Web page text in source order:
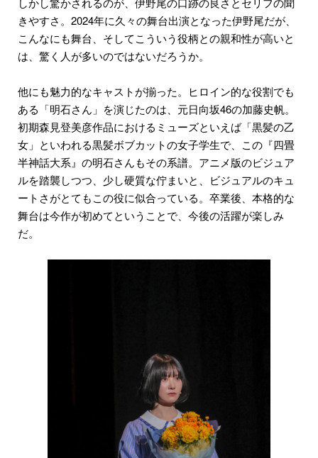
きやすさ。2024年に久々の舞台出演となった伊野尾だが、
こんなにも舞台、そしてこういう役柄との親和性が高いと
は、驚く人が多いのではないだろうか。
他にも魅力的なキャストが揃った。ヒロイン的な役割でも
ある「明石さん」を演じたのは、元日向坂46の加藤史帆。
初期森見登美彦作品におけるミューズといえば「黒髪の乙
女」といわれる黒髪ボブカットの女子学生で、この『四畳
半神話大系』の明石さんもその系譜。アニメ版のビジュア
ルを踏襲しつつ、少し硬質な佇まいと、ビジュアルのキュ
ートさがとてもこの役に似合っている。卒業後、本格的な
舞台は今作が初めてということで、今後の活躍が楽しみ
だ。